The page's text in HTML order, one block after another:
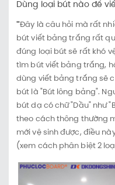
Dùng loại bút nào để
"Đây là câu hỏi mà rất
bút viết bảng trắng rất
đúng loại bút sẽ rất khó
tìm bút viết bảng trắng,
dùng viết bảng trắng sẽ
bút là "Bút lông bảng".
bút dạ có chữ "Dầu" như
theo cách thông thường
mới vệ sinh được, điều
(xem cách phân biệt 2